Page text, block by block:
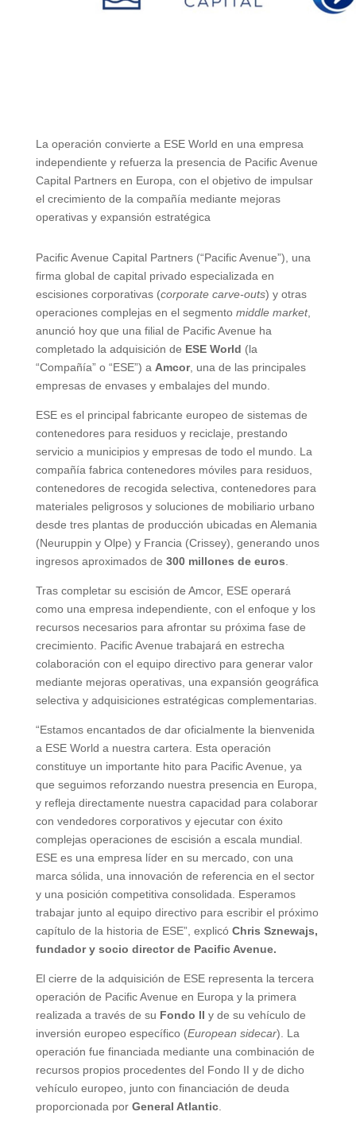
La operación convierte a ESE World en una empresa
independiente y refuerza la presencia de Pacific Avenue
Capital Partners en Europa, con el objetivo de impulsar
el crecimiento de la compañía mediante mejoras
operativas y expansión estratégica
Pacific Avenue Capital Partners (“Pacific Avenue”), una
firma global de capital privado especializada en
escisiones corporativas (corporate carve-outs) y otras
operaciones complejas en el segmento middle market,
anunció hoy que una filial de Pacific Avenue ha
completado la adquisición de ESE World (la
“Compañía” o “ESE”) a Amcor, una de las principales
empresas de envases y embalajes del mundo.
ESE es el principal fabricante europeo de sistemas de
contenedores para residuos y reciclaje, prestando
servicio a municipios y empresas de todo el mundo. La
compañía fabrica contenedores móviles para residuos,
contenedores de recogida selectiva, contenedores para
materiales peligrosos y soluciones de mobiliario urbano
desde tres plantas de producción ubicadas en Alemania
(Neuruppin y Olpe) y Francia (Crissey), generando unos
ingresos aproximados de 300 millones de euros
Tras completar su escisión de Amcor, ESE operará
como una empresa independiente, con el enfoque y los
recursos necesarios para afrontar su próxima fase de
crecimiento. Pacific Avenue trabajará en estrecha
colaboración con el equipo directivo para generar valor
mediante mejoras operativas, una expansión geográfica
selectiva y adquisiciones estratégicas complementarias.
“Estamos encantados de dar oficialmente la bienvenida
a ESE World a nuestra cartera. Esta operación
constituye un importante hito para Pacific Avenue, ya
que seguimos reforzando nuestra presencia en Europa,
y refleja directamente nuestra capacidad para colaborar
con vendedores corporativos y ejecutar con éxito
complejas operaciones de escisión a escala mundial.
ESE es una empresa líder en su mercado, con una
marca sólida, una innovación de referencia en el sector
y una posición competitiva consolidada. Esperamos
trabajar junto al equipo directivo para escribir el próximo
capítulo de la historia de ESE”, explicó Chris Sznewajs,
fundador y socio director de Pacific Avenue.
El cierre de la adquisición de ESE representa la tercera
operación de Pacific Avenue en Europa y la primera
realizada a través de su Fondo II y de su vehículo de
inversión europeo específico (European sidecar). La
operación fue financiada mediante una combinación de
recursos propios procedentes del Fondo II y de dicho
vehículo europeo, junto con financiación de deuda
proporcionada por General Atlantic.